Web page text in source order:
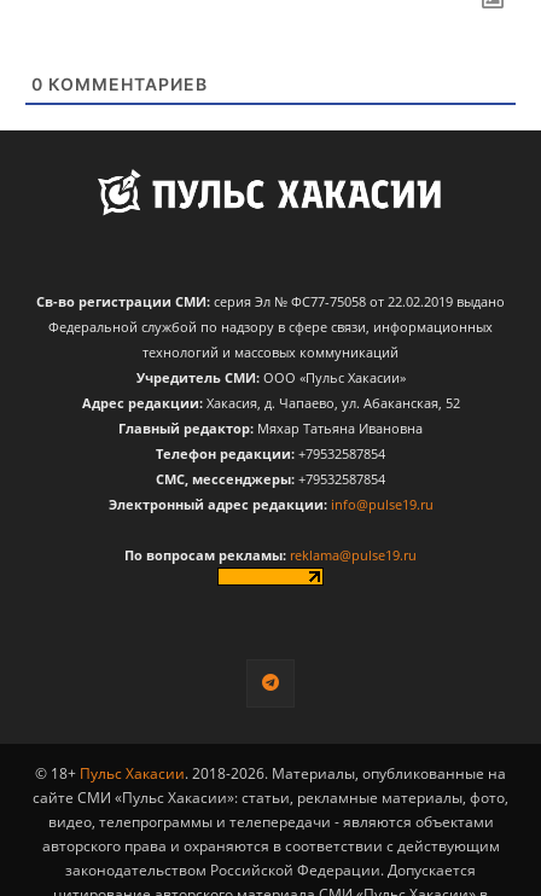
0 КОММЕНТАРИЕВ
Св-во регистрации СМИ: серия Эл № ФС77-75058 от 22.02.2019 выдано
Федеральной службой по надзору в сфере связи, информационных
технологий и массовых коммуникаций
Учредитель СМИ:ООО «Пульс Хакасии»
Адрес редакции:Хакасия, д. Чапаево, ул. Абаканская, 52
Главный редактор: Мяхар Татьяна Ивановна
Телефон редакции: +79532587854
CМС, мессенджеры: +79532587854
Электронный адрес редакции: info@pulse19.ru
По вопросам рекламы: reklama@pulse19.ru
© 18+ Пульс Хакасии. 2018-2026. Материалы, опубликованные на
сайте СМИ «Пульс Хакасии»: статьи, рекламные материалы, фото,
видео, телепрограммы и телепередачи - являются объектами
авторского права и охраняются в соответствии с действующим
законодательством Российской Федерации. Допускается